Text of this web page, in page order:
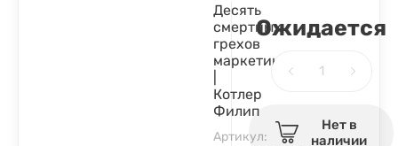
Десять
смертных
грехов
маркетинга
Котлер
Филип
Артикул:
Ожидается
Нет в
наличии